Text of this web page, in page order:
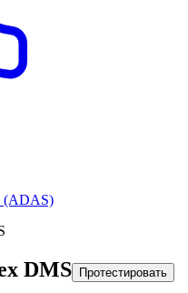
(ADAS)
DMS Протестировать